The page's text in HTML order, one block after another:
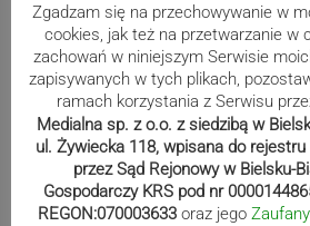
Nakamura z
Dyskwalifikacja
klasyfikację
Reklama
Zgadzam się na przechowywanie w
cookies, jak też na przetwarzanie w
zachowań w niniejszym Serwisie
zapisywanych w tych plikach,
ramach korzystania z Serwisu
Medialna sp. z o.o. z siedzibą w
ul. Żywiecka 118, wpisana do
przez Sąd Rejonowy w Bielsku-
Gospodarczy KRS pod nr
REGON:070003633 oraz jego